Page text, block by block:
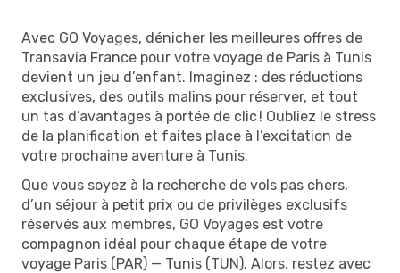
Avec GO Voyages, dénicher les meilleures offres de
Transavia France pour votre voyage de Paris à Tunis
devient un jeu d’enfant. Imaginez : des réductions
exclusives, des outils malins pour réserver, et tout
un tas d’avantages à portée de clic ! Oubliez le stress
de la planification et faites place à l’excitation de
votre prochaine aventure à Tunis.
Que vous soyez à la recherche de vols pas chers,
d’un séjour à petit prix ou de privilèges exclusifs
réservés aux membres, GO Voyages est votre
compagnon idéal pour chaque étape de votre
voyage Paris (PAR) — Tunis (TUN). Alors, restez avec